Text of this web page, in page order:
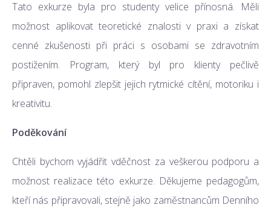
Tato exkurze byla pro studenty velice přínosná. Měli
možnost aplikovat teoretické znalosti v praxi a získat
cenné zkušenosti při práci s osobami se zdravotním
postižením. Program, který byl pro klienty pečlivě
připraven, pomohl zlepšit jejich rytmické cítění, motoriku i
kreativitu.
Poděkování
Chtěli bychom vyjádřit vděčnost za veškerou podporu a
možnost realizace této exkurze. Děkujeme pedagogům,
kteří nás připravovali, stejně jako zaměstnancům Denního